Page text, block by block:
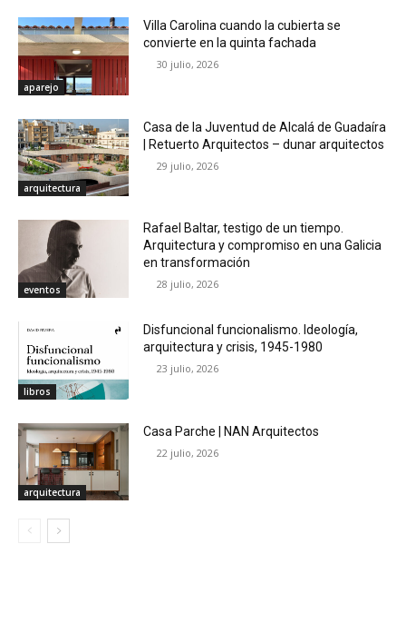
aparejo
Villa Carolina cuando la cubierta se
convierte en la quinta fachada
30 julio, 2026
arquitectura
Casa de la Juventud de Alcalá de Guadaíra
| Retuerto Arquitectos – dunar arquitectos
29 julio, 2026
eventos
Rafael Baltar, testigo de un tiempo.
Arquitectura y compromiso en una Galicia
en transformación
28 julio, 2026
libros
Disfuncional funcionalismo. Ideología,
arquitectura y crisis, 1945-1980
23 julio, 2026
arquitectura
Casa Parche | NAN Arquitectos
22 julio, 2026